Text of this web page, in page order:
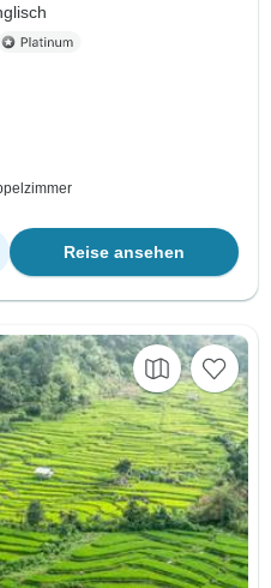
Reise ansehen